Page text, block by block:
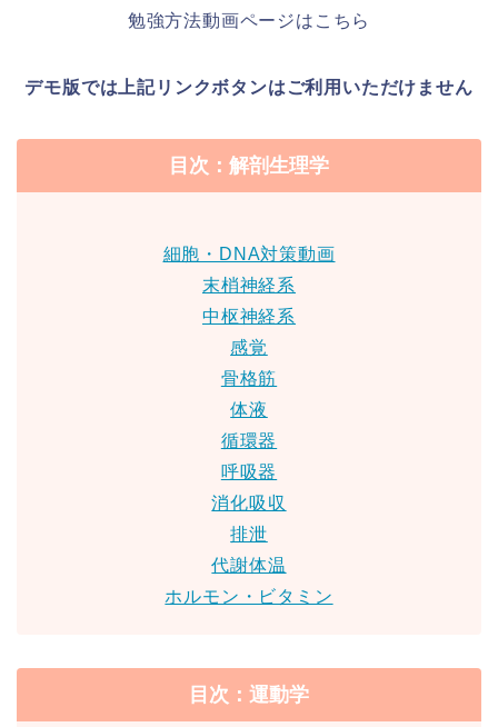
勉強方法動画ページはこちら
デモ版では上記リンクボタンはご利用いただけません
目次：解剖生理学
細胞・DNA対策動画
末梢神経系
中枢神経系
感覚
骨格筋
体液
循環器
呼吸器
消化吸収
排泄
代謝体温
ホルモン・ビタミン
目次：運動学